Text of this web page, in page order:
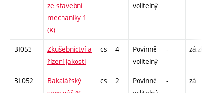
ze stavební
mechaniky 1
(K)
volitelný
BI053
Zkušebnictví a
řízení jakosti
cs 4
Povinně
volitelný
- zá,zk
BL052
Bakalářský
cs 2
Povinně
- zá